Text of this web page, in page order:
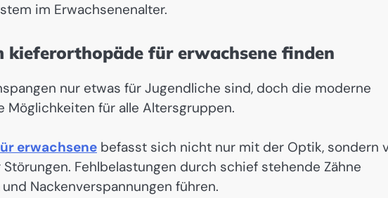
im Erwachsenenalter.
kieferorthopäde für erwachsene finden
nur etwas für Jugendliche sind, doch die moderne
für alle Altersgruppen.
erwachsene befasst sich nicht nur mit der Optik, sondern
Fehlbelastungen durch schief stehende Zähne
Nackenverspannungen führen.